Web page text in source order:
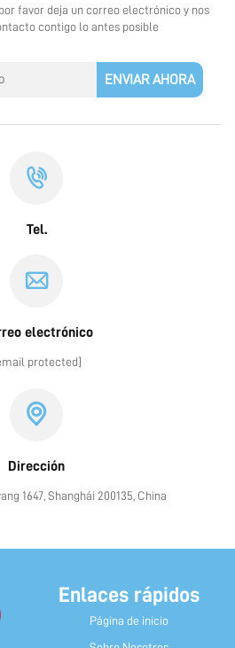
favor deja un correo electrónico y nos
contigo lo antes posible
ENVIAR AHORA
Tel.
electrónico
protected]
Dirección
1647, Shanghái 200135, China
Enlaces rápidos
Página de inicio